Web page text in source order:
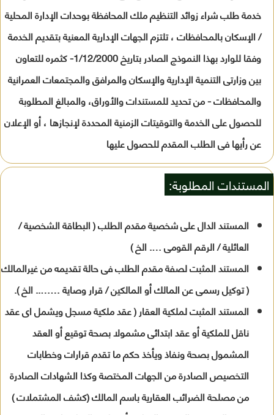
خدمة طلب شراء زوائد التنظيم ملك المحافظة بوحدات الإدارة المحلية
/ الإسكان بالمحافظات ، تلتزم الجهات الإدارية المعنية بتقديم الخدمة
وفقا للوارد بهذا النموذج الصادر بتاريخ 1/12/2000- كثمره للتعاون
بين وزارتى التنمية الإدارية والإسكان والمرافق والمجتمعات العمرانية
والمحافظات - من تحديد للمستندات والأوراق، والمبالغ المطلوبة
للحصول على الخدمة والتوقيتات الزمنية المحددة لإنجازها ، أو الإعلان
عن رأيها فى الطلب المقدم للحصول عليها
المستندات المطلوبة:
المستند الدال على شخصية مقدم الطلب ( البطاقة الشخصية /
العائلية / الرقم القومى …. الخ )
المستند المثبت لصفة مقدم الطلب فى حالة تقديمه من غيرالمالك
( توكيل رسمى عن المالك أو المالكين / قرار وصاية …….. الخ ).
المستند المثبت لملكية العقار ( عقد ملكية مسجل ويشمل اى عقد
ناقل للملكية أو عقد ابتدائى مشمولا بصحة توقيع أو العقد
المشمول بصحة ونفاذ ويأخذ حكم ما تقدم قرارات وخطابات
التخصيص الصادرة من الجهات المختصة وكذا الشهادات الصادرة
من مصلحة الضرائب العقارية باسم المالك (كشف المشتملات )